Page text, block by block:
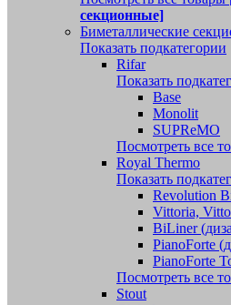
секционные]
Биметаллические
Показать подкатегории
Rifar
Показать
Base
Monolit
SUPReMO
Посмотреть все
Royal Thermo
Показать
Revolution
Vittoria,
BiLiner
PianoForte
PianoForte
Посмотреть все
Stout